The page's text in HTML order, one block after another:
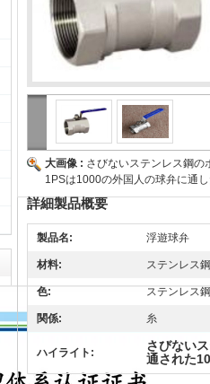
大画像 : さびないステンレス鋼の
1PSは1000の外国人の球弁に通
詳細製品概要
製品名: 浮遊球弁
材料: ステンレス鋼
色: ステンレス
関係: 糸
ハイライト: さびない
通された